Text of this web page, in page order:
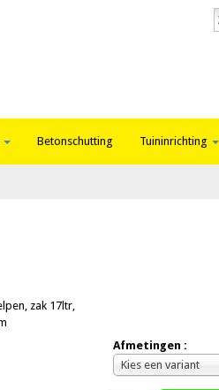
Betonschutting Tuininrichting
Afmetingen :
Kies een variant